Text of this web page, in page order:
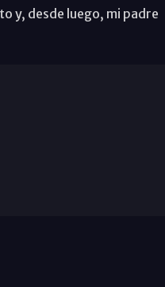
y, desde luego, mi padre